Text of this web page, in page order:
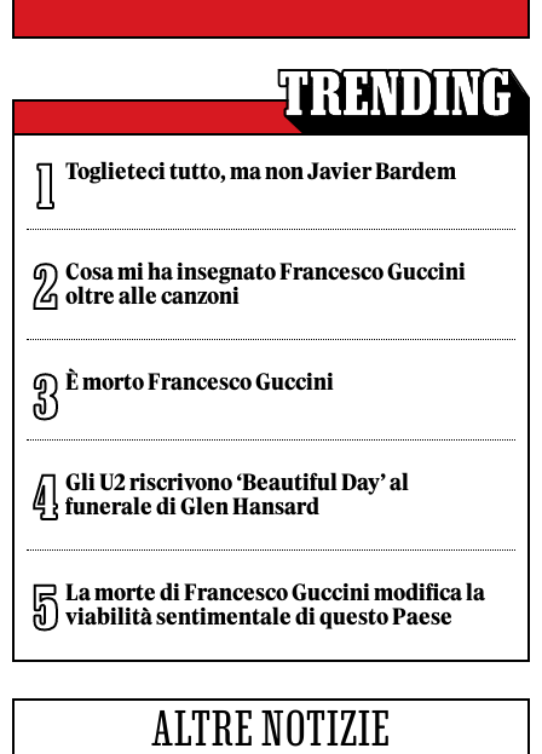
Toglieteci tutto, ma non Javier Bardem
Cosa mi ha insegnato Francesco Guccini
oltre alle canzoni
È morto Francesco Guccini
Gli U2 riscrivono ‘Beautiful Day’ al
funerale di Glen Hansard
La morte di Francesco Guccini modifica la
viabilità sentimentale di questo Paese
ALTRE NOTIZIE